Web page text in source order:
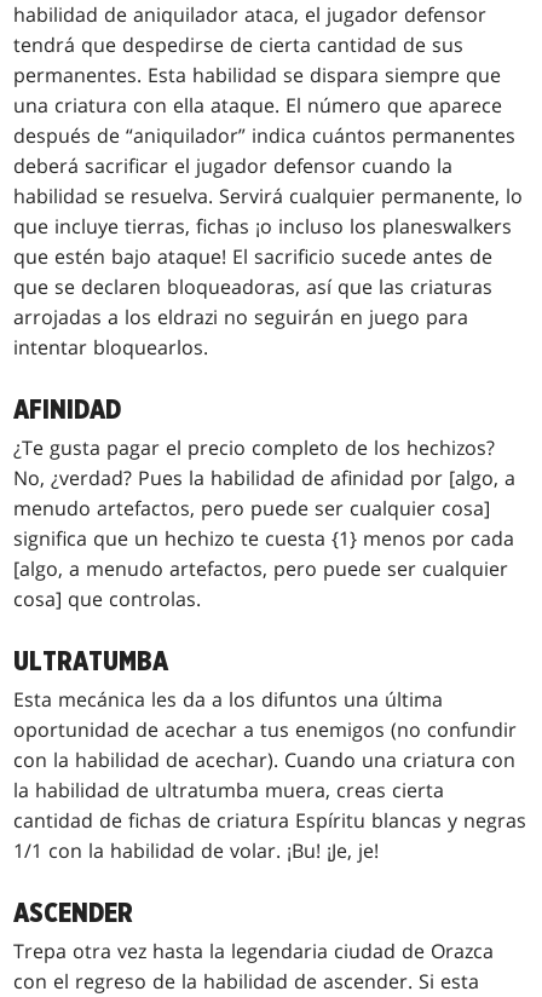
habilidad de aniquilador ataca, el jugador defensor
tendrá que despedirse de cierta cantidad de sus
permanentes. Esta habilidad se dispara siempre que
una criatura con ella ataque. El número que aparece
después de “aniquilador” indica cuántos permanentes
deberá sacrificar el jugador defensor cuando la
habilidad se resuelva. Servirá cualquier permanente, lo
que incluye tierras, fichas ¡o incluso los planeswalkers
que estén bajo ataque! El sacrificio sucede antes de
que se declaren bloqueadoras, así que las criaturas
arrojadas a los eldrazi no seguirán en juego para
intentar bloquearlos.
AFINIDAD
¿Te gusta pagar el precio completo de los hechizos?
No, ¿verdad? Pues la habilidad de afinidad por [algo, a
menudo artefactos, pero puede ser cualquier cosa]
significa que un hechizo te cuesta {1} menos por cada
[algo, a menudo artefactos, pero puede ser cualquier
cosa] que controlas.
ULTRATUMBA
Esta mecánica les da a los difuntos una última
oportunidad de acechar a tus enemigos (no confundir
con la habilidad de acechar). Cuando una criatura con
la habilidad de ultratumba muera, creas cierta
cantidad de fichas de criatura Espíritu blancas y negras
1/1 con la habilidad de volar. ¡Bu! ¡Je, je!
ASCENDER
Trepa otra vez hasta la legendaria ciudad de Orazca
con el regreso de la habilidad de ascender. Si esta